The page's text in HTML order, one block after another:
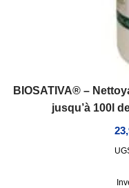
BIOSATIVA® –
jusqu’à 100l